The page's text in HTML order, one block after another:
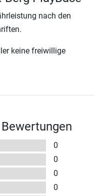
nach den
keine freiwillige
0
0
0
0